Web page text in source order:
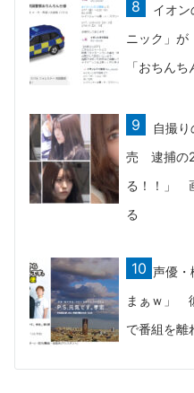
イオ
ニック」
「おちん
自撮
売 逮捕の
る！！」
る
声優・
まぁｗ」
で番組を離